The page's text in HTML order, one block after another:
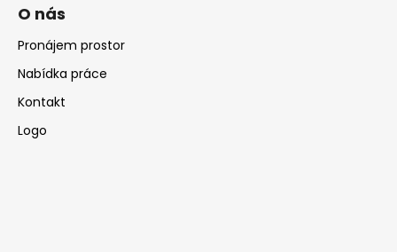
O nás
Pronájem prostor
Nabídka práce
Kontakt
Logo